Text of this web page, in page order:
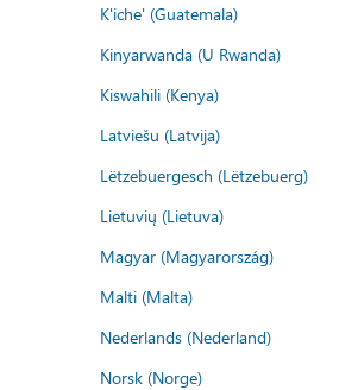
K'iche' (Guatemala)
Kinyarwanda (U Rwanda)
Kiswahili (Kenya)
Latviešu (Latvija)
Lëtzebuergesch (Lëtzebuerg)
Lietuvių (Lietuva)
Magyar (Magyarország)
Malti (Malta)
Nederlands (Nederland)
Norsk (Norge)